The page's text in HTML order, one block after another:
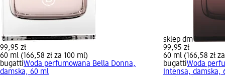
99,95 zł
60 ml (166,58 zł za 100 ml)
bugattiWoda perfumowana Bella Donna,
damska, 60 ml
sklep dm
99,95 zł
60 ml (166,58 zł
bugattiWoda
Intensa, damska,